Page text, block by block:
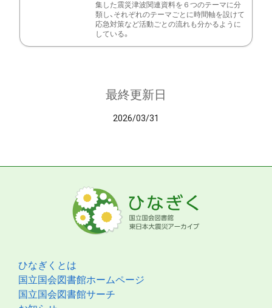
集した震災津波関連資料を６つのテーマに分
類し、それぞれのテーマごとに時間軸を設けて
応急対策など活動ごとの流れも分かるように
している。
最終更新日
2026/03/31
ひなぎくとは
国立国会図書館ホームページ
国立国会図書館サーチ